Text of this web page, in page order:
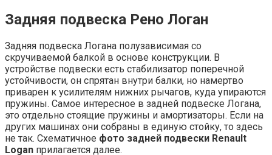
Задняя подвеска Рено Логан
Задняя подвеска Логана полузависимая со
скручиваемой балкой в основе конструкции. В
устройстве подвески есть стабилизатор поперечной
устойчивости, он спрятан внутри балки, но намертво
приварен к усилителям нижних рычагов, куда упираются
пружины. Самое интересное в задней подвеске Логана,
это отдельно стоящие пружины и амортизаторы. Если на
других машинах они собраны в единую стойку, то здесь
не так. Схематичное фото задней подвески Renault
Logan прилагается далее.